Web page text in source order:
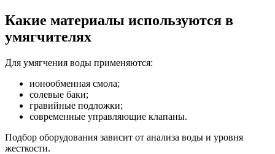
Какие материалы используются в
умягчителях
Для умягчения воды применяются:
ионообменная смола;
солевые баки;
гравийные подложки;
современные управляющие клапаны.
Подбор оборудования зависит от анализа воды и уровня
жесткости.